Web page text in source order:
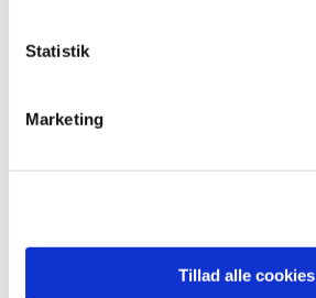
Statistik
Marketing
Tillad alle cookies
august (2)
maj (2)
februar (2)